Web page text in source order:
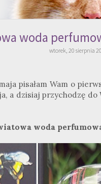
woda
wtorek, 20 sierpnia
pisałam Wam o
a dzisiaj przychodzę
woda